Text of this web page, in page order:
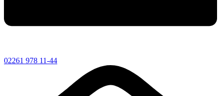
02261 978 11-44